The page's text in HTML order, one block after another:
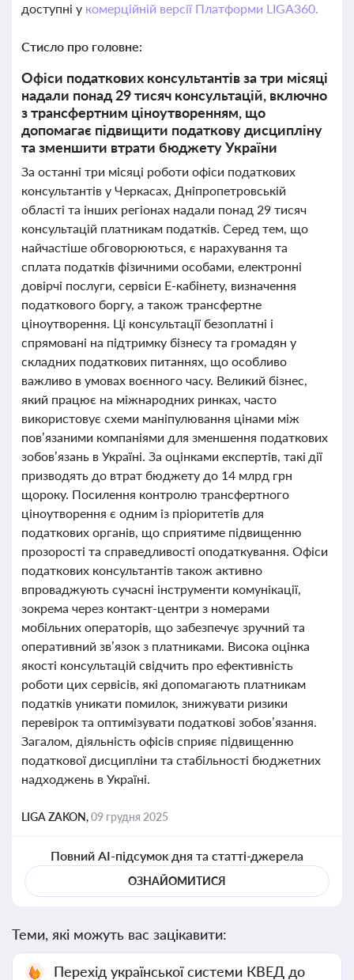
доступні у комерційній версії Платформи LIGA360.
Стисло про головне:
Офіси податкових консультантів за три місяці
надали понад 29 тисяч консультацій, включно
з трансфертним ціноутворенням, що
допомагає підвищити податкову дисципліну
та зменшити втрати бюджету України
За останні три місяці роботи офіси податкових
консультантів у Черкасах, Дніпропетровській
області та інших регіонах надали понад 29 тисяч
консультацій платникам податків. Серед тем, що
найчастіше обговорюються, є нарахування та
сплата податків фізичними особами, електронні
довірчі послуги, сервіси Е-кабінету, визначення
податкового боргу, а також трансфертне
ціноутворення. Ці консультації безоплатні і
спрямовані на підтримку бізнесу та громадян у
складних податкових питаннях, що особливо
важливо в умовах воєнного часу. Великий бізнес,
який працює на міжнародних ринках, часто
використовує схеми маніпулювання цінами між
пов’язаними компаніями для зменшення податкових
зобов’язань в Україні. За оцінками експертів, такі дії
призводять до втрат бюджету до 14 млрд грн
щороку. Посилення контролю трансфертного
ціноутворення є одним із пріоритетів для
податкових органів, що сприятиме підвищенню
прозорості та справедливості оподаткування. Офіси
податкових консультантів також активно
впроваджують сучасні інструменти комунікації,
зокрема через контакт-центри з номерами
мобільних операторів, що забезпечує зручний та
оперативний зв’язок з платниками. Висока оцінка
якості консультацій свідчить про ефективність
роботи цих сервісів, які допомагають платникам
податків уникати помилок, знижувати ризики
перевірок та оптимізувати податкові зобов’язання.
Загалом, діяльність офісів сприяє підвищенню
податкової дисципліни та стабільності бюджетних
надходжень в Україні.
LIGA ZAKON,09 грудня 2025
Повний AI-підсумок дня та статті-джерела
ОЗНАЙОМИТИСЯ
Теми, які можуть вас зацікавити:
Перехід української системи КВЕД до